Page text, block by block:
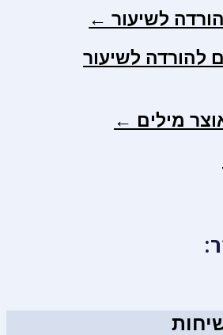
לשיעור ←
להורדה לשיעור
מילים ←